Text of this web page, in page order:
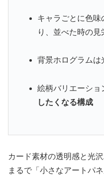
キャラごとに色味
り、並べた時の見
背景ホログラムは
絵柄バリエーショ
したくなる構成
カード素材の透明感と光
まるで「小さなアートパ